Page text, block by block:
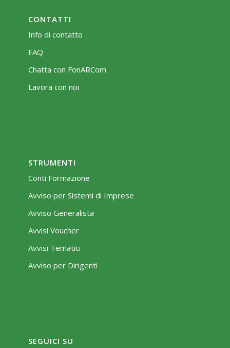
CONTATTI
Info di contatto
FAQ
Chatta con FonARCom
Lavora con noi
STRUMENTI
Conti Formazione
Avviso per Sistemi di Imprese
Avviso Generalista
Avvisi Voucher
Avvisi Tematici
Avviso per Dirigenti
SEGUICI SU